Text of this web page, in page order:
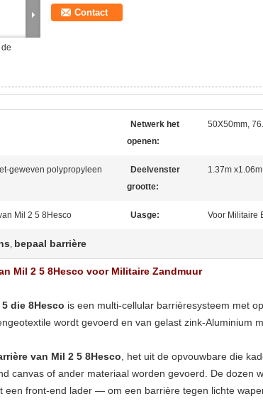
Contact
Netwerk het
openen:
50X50mm,
geweven polypropyleen
Deelvenster
grootte:
1.37m x1.06m
Mil 2 5 8Hesco Uasge: Voor Militaire
, bepaal barrière
Mil 2 5 8Hesco voor Militaire Zandmuur
die 8Hesco is een multi-cellular barrièresysteem met
wordt gevoerd en van gelast zink-Aluminium
van Mil 2 5 8Hesco , het uit de opvouwbare die
canvas of ander materiaal worden gevoerd. De dozen
front-end lader — om een barrière tegen lichte